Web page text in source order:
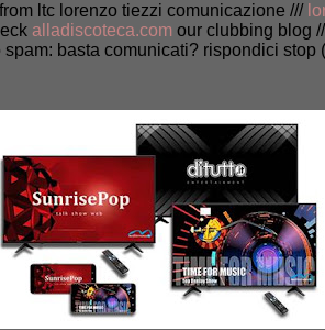
ltc lorenzo tiezzi comunicazione ///
alladiscoteca.com our clubbing blog
spam: basta comunicati? rispondici stop